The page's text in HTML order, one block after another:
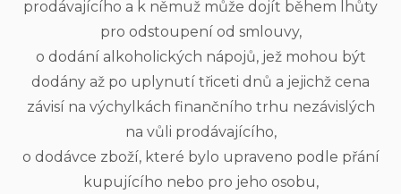
prodávajícího a k němuž může dojít během lhůty
pro odstoupení od smlouvy,
o dodání alkoholických nápojů, jež mohou být
dodány až po uplynutí třiceti dnů a jejichž cena
závisí na výchylkách finančního trhu nezávislých
na vůli prodávajícího,
o dodávce zboží, které bylo upraveno podle přání
kupujícího nebo pro jeho osobu,